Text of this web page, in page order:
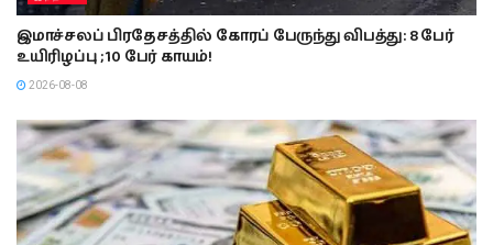
இமாச்சலப் பிரதேசத்தில் கோரப் பேருந்து விபத்து: 8 பேர்
உயிரிழப்பு ; 10 பேர் காயம்!
2026-08-08